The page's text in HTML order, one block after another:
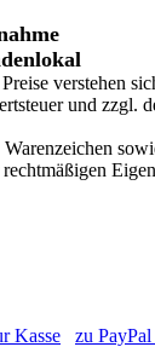
verstehen
und zzgl.
Kasse zu